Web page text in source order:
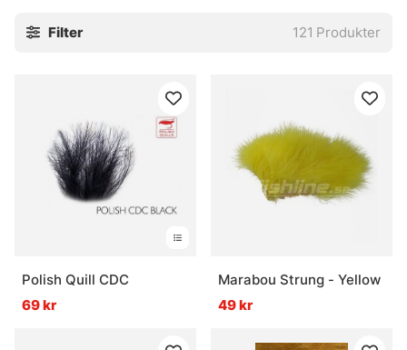
Filter 121 Produkter
Polish Quill CDC
69 kr
Marabou Strung - Yellow
49 kr